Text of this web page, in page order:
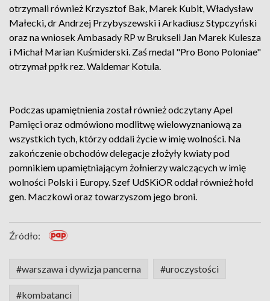
otrzymali również Krzysztof Bak, Marek Kubit, Władysław
Małecki, dr Andrzej Przybyszewski i Arkadiusz Stypczyński
oraz na wniosek Ambasady RP w Brukseli Jan Marek Kulesza
i Michał Marian Kuśmiderski. Zaś medal "Pro Bono Poloniae"
otrzymał ppłk rez. Waldemar Kotula.
Podczas upamiętnienia został również odczytany Apel
Pamięci oraz odmówiono modlitwę wielowyznaniową za
wszystkich tych, którzy oddali życie w imię wolności. Na
zakończenie obchodów delegacje złożyły kwiaty pod
pomnikiem upamiętniającym żołnierzy walczących w imię
wolności Polski i Europy. Szef UdSKiOR oddał również hołd
gen. Maczkowi oraz towarzyszom jego broni.
Źródło:
#warszawa i dywizja pancerna #uroczystości
#kombatanci